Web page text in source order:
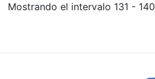
Mostrando el intervalo 131 -